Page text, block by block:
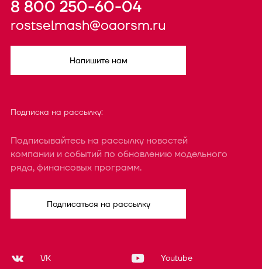
8 800 250-60-04
rostselmash@oaorsm.ru
Напишите нам
Подписка на рассылку:
Подписывайтесь на рассылку новостей
компании и событий по обновлению модельного
ряда, финансовых программ.
Подписаться на рассылку
VK Youtube